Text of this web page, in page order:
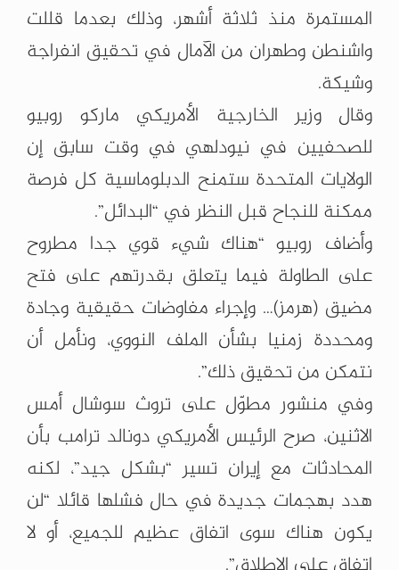
المستمرة منذ ثلاثة أشهر، وذلك بعدما قللت
واشنطن وطهران من الآمال في تحقيق انفراجة
وشيكة.
وقال وزير الخارجية الأمريكي ماركو روبيو
للصحفيين في نيودلهي في وقت سابق إن
الولايات المتحدة ستمنح الدبلوماسية كل فرصة
ممكنة للنجاح قبل النظر في “البدائل”.
وأضاف روبيو “هناك شيء قوي جدا مطروح
على الطاولة فيما يتعلق بقدرتهم على فتح
مضيق (هرمز)… وإجراء مفاوضات حقيقية وجادة
ومحددة زمنيا بشأن الملف النووي، ونأمل أن
نتمكن من تحقيق ذلك”.
وفي منشور مطوّل على تروث سوشال أمس
الاثنين، صرح الرئيس الأمريكي دونالد ترامب بأن
المحادثات مع إيران تسير “بشكل جيد”، لكنه
هدد بهجمات جديدة في حال فشلها قائلا “لن
يكون هناك سوى اتفاق عظيم للجميع، أو لا